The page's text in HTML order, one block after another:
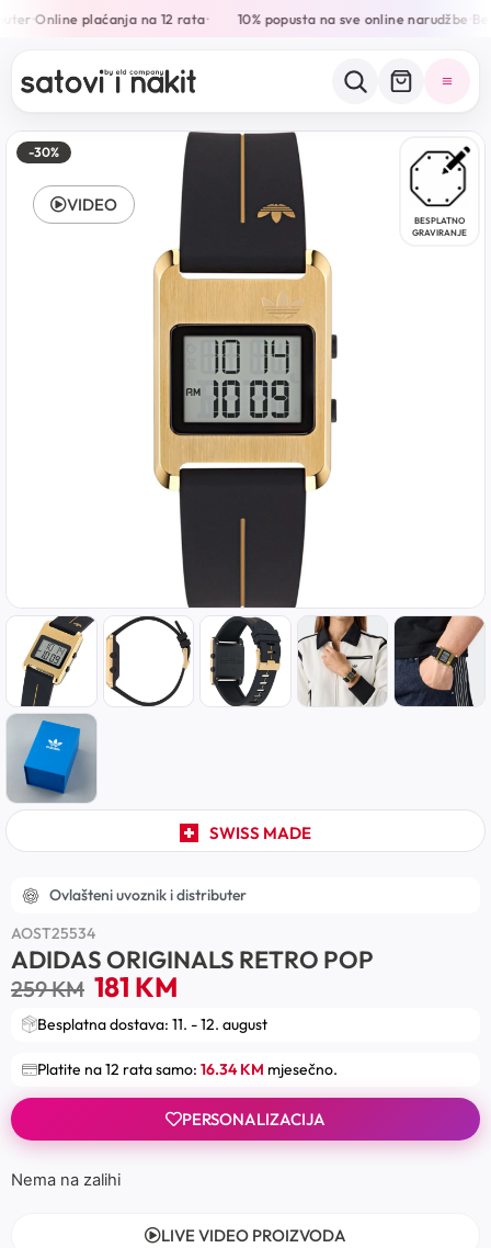
•Online plaćanja na 12 rata• 10% popusta na sve online narudžbe•
-30%
BESPLATNO
GRAVIRANJE
SWISS MADE
VIDEO
Ovlašteni uvoznik i distributer
AOST25534
ADIDAS ORIGINALS RETRO POP
259KM 181 KM
Besplatna dostava: 11. - 12. august
Platite na 12 rata samo: 16.34 KM mjesečno.
PERSONALIZACIJA
Nema na zalihi
LIVE VIDEO PROIZVODA